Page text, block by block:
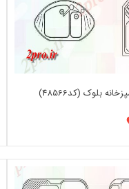
بلوک (کد48566)